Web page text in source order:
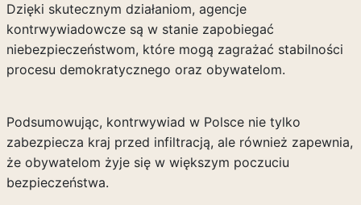
Dzięki skutecznym działaniom, agencje
kontrwywiadowcze są w stanie zapobiegać
niebezpieczeństwom, które mogą zagrażać stabilności
procesu demokratycznego oraz obywatelom.
Podsumowując, kontrwywiad w Polsce nie tylko
zabezpiecza kraj przed infiltracją, ale również zapewnia,
że obywatelom żyje się w większym poczuciu
bezpieczeństwa.